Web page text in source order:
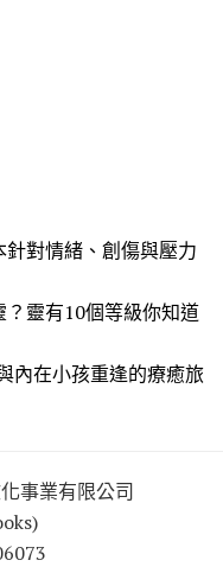
對情緒、創傷與壓力
靈有10個等級你知道
內在小孩重逢的療癒旅
事業有限公司